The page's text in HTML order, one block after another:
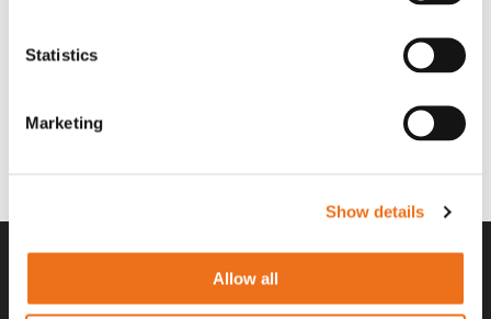
Statistics
Marketing
Show details
Allow all
Lägg till i varukorg
Rotor teeth 8t/6k 0Gr/8 R6/14